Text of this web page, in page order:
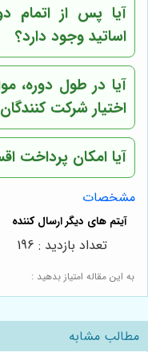
آیا پس از اتمام
اساتید وجود دارد؟
آیا در طول دوره،
اختیار شرکت
آیا امکان پرداخت
مشخصات
به این مقاله امتیاز بدهید :
تعداد بازدید : 196
مطالب مشابه